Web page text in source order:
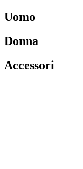
Uomo
Donna
Accessori